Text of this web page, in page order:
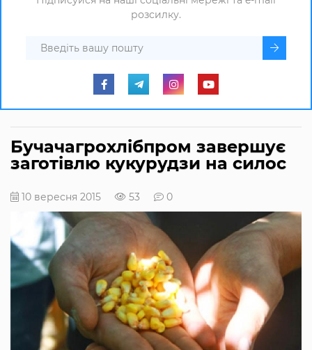
розсилку.
Бучачагрохлібпром завершує
заготівлю кукурудзи на силос
10 вересня 2015 53 0